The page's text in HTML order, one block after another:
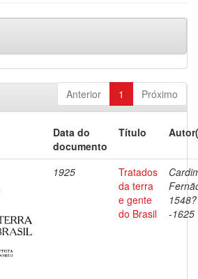
Anterior 1 Próximo
Data do
documento
Título
1925
Tratados
da terra
e gente
do Brasil
1548?
-1625